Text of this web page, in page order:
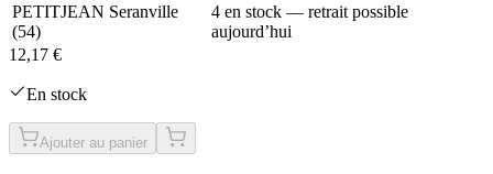
PETITJEAN Seranville
(54)
4 en stock — retrait possible
aujourd’hui
12,17 €
En stock
Ajouter au panier